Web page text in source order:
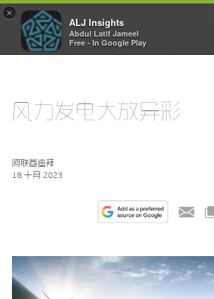
×
ALJ Insights
Abdul Latif Jameel
Free - In Google Play
Toggle
navigation
风力发电大放异彩
阿联酋迪拜
18 十月 2023